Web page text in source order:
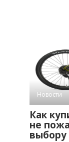
Новости
Как
не